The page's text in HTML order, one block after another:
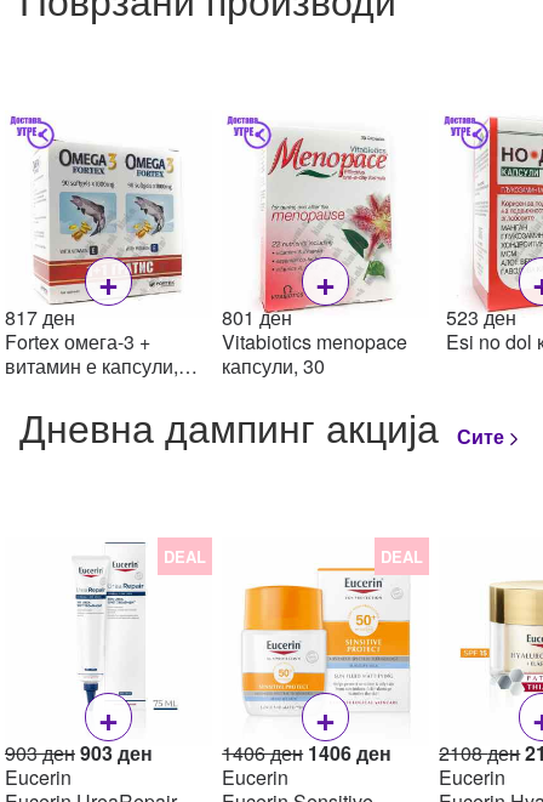
+
817ден
Fortex омега-3 +
витамин е капсули,
+
801ден
Vitabiotics menopace
капсули, 30
523ден
Esi no dol
Дневна дампинг акција Сите
DEAL
+
903денOriginal
903ден
Eucerin
DEAL
+
1406ден Original
1406ден Current
Eucerin
2108ден
Eucerin